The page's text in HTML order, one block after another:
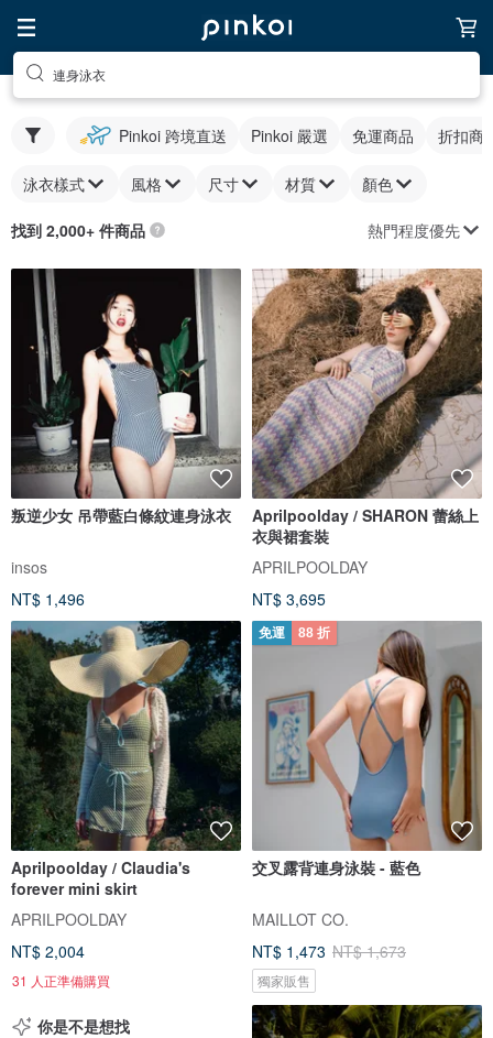
連身泳衣
Pinkoi 跨境直送 Pinkoi 嚴選 免運商品 折扣商
泳衣樣式 風格 尺寸 材質 顏色
找到 2,000+ 件商品 熱門程度優先
叛逆少女 吊帶藍白條紋連身泳衣
insos
NT$ 1,496
Aprilpoolday / SHARON 蕾絲上
衣與裙套裝
APRILPOOLDAY
NT$ 3,695
Aprilpoolday / Claudia's
forever mini skirt
APRILPOOLDAY
NT$ 2,004
31 人正準備購買
免運 88 折
交叉露背連身泳裝 - 藍色
MAILLOT CO.
NT$ 1,473 NT$ 1,673
獨家販售
你是不是想找